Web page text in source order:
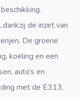
de inzet van
De groene
koeling en een
auto’s en
met de E313,